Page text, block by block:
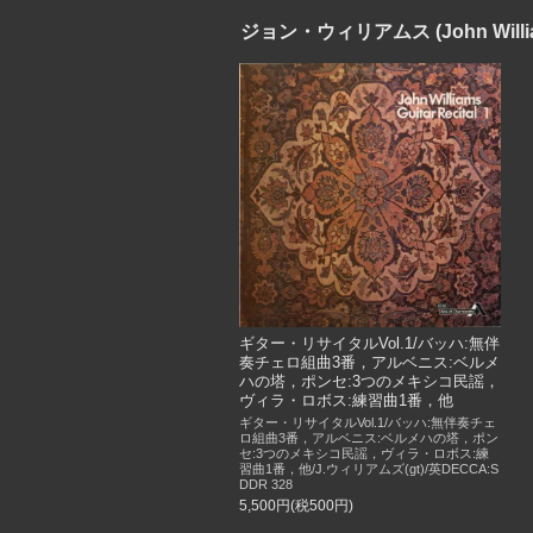
ジョン・ウィリアムス (John
ギター・リサイタルVol.1/バッハ:無伴
奏チェロ組曲3番，アルベニス:ベルメ
ハの塔，ポンセ:3つのメキシコ民謡，
ヴィラ・ロボス:練習曲1番，他
ギター・リサイタルVol.1/バッハ:無伴奏チェ
ロ組曲3番，アルベニス:ベルメハの塔，ポン
セ:3つのメキシコ民謡，ヴィラ・ロボス:練
習曲1番，他/J.ウィリアムズ(gt)/英DECCA:S
DDR 328
5,500円(税500円)